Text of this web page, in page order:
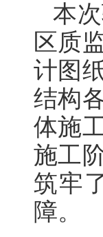
本
区质
计图
结构
体施
施工
筑牢
障。